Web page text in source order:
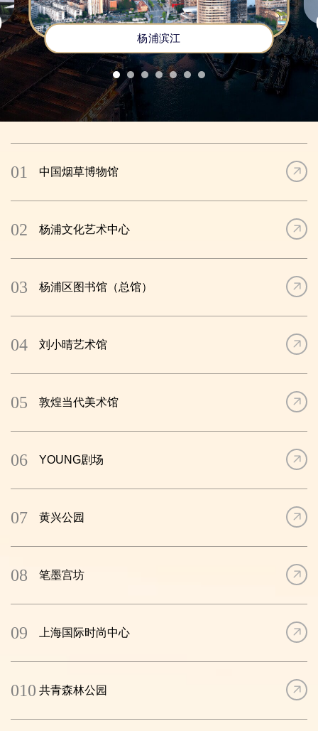
“十四五”时期，杨浦地区生产总值从2021年1951.3亿元增至
2025年2805.5亿元，年均增速达5%以上。创新型现代化产业体系加
快建设，吸引落地美团、抖音、B站等数字经济企业8300多家，
2025年软件和信息技术服务业营收规模超4千亿，较“十三五”期末增
长近10倍，基本形成在线新经济、智能制造、创意设计三大千亿级
产业集群。科创氛围更加浓厚，10所知名高校、70余位两院院士、
100余家科研院所的知识溢出效应持续提升，复旦-湾谷未来谷、同
落地，复兴岛全球创客岛、上海量子城市时空创新基地建设加快推
收官小梁薄板改造，历史性解决“拎马桶”问题，累计改造旧住房42万
江湾城湿地公园，唯一一座以森林景观为特色的4A级公园——共青
国家森林公园，全区河湖水面率居中心城区之首，区属公园全部实
现24小时开放。
面向“十五五”，杨浦将进一步发挥数字经济集聚、科创资源丰
富、空间潜力大等区域优势，推动科技创新与产业创新深度融合，
促进“科创+文创”、“AI+IP”，更好满足群众多层次、多样化需要，奋
杨浦滨江
01 中国烟草博物馆
02 杨浦文化艺术中心
03 杨浦区图书馆（总馆）
04 刘小晴艺术馆
05 敦煌当代美术馆
06 YOUNG剧场
07 黄兴公园
08 笔墨宫坊
09 上海国际时尚中心
010 共青森林公园